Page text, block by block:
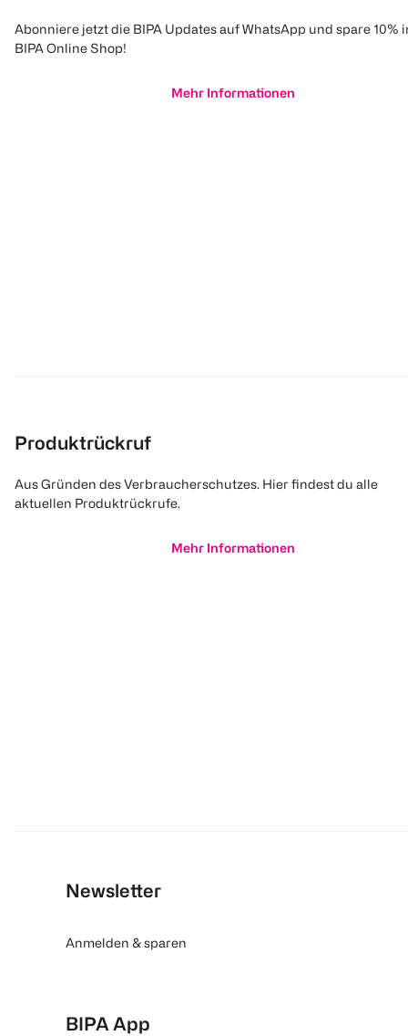
Abonniere jetzt die BIPA Updates auf WhatsApp und spare 10%
BIPA Online Shop!
Mehr Informationen
Produktrückruf
Aus Gründen des Verbraucherschutzes. Hier findest du alle
aktuellen Produktrückrufe.
Mehr Informationen
Newsletter
Anmelden & sparen
BIPA App